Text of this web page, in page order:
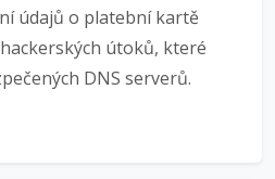
údajů o platební kartě
útoků, které
DNS serverů.